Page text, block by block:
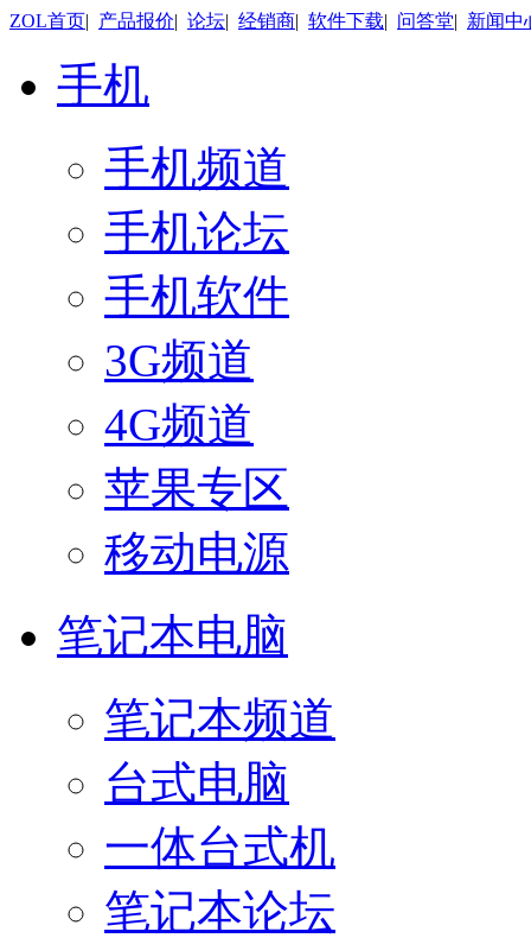
ZOL首页| 产品报价| 论坛| 经销商| 软件下载| 问答堂| 新闻中
手机
手机频道
手机论坛
手机软件
3G频道
4G频道
苹果专区
移动电源
笔记本电脑
笔记本频道
台式电脑
一体台式机
笔记本论坛